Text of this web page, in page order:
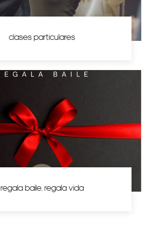
clases particulares
regala baile, regala vida